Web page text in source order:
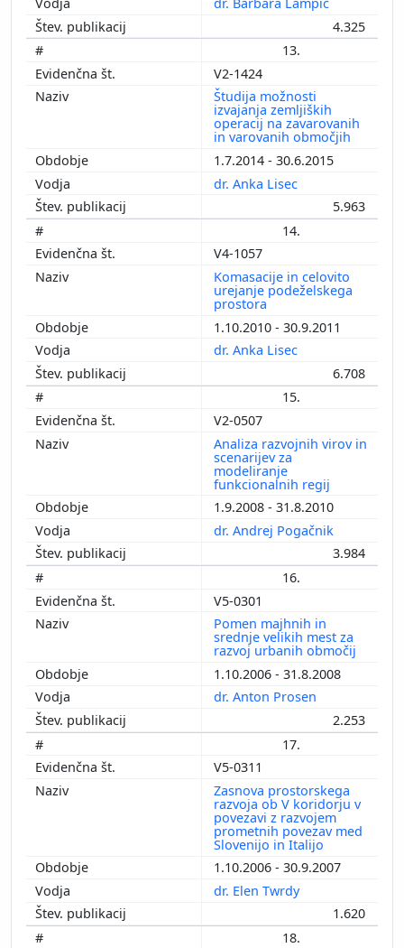
4.325
13.
V2-1424
Študija možnosti
izvajanja zemljiških
operacij na zavarovanih
in varovanih območjih
1.7.2014 - 30.6.2015
dr. Anka Lisec
5.963
14.
V4-1057
Komasacije in celovito
urejanje podeželskega
prostora
1.10.2010 - 30.9.2011
dr. Anka Lisec
6.708
15.
V2-0507
Analiza razvojnih virov in
scenarijev za
modeliranje
funkcionalnih regij
1.9.2008 - 31.8.2010
dr. Andrej Pogačnik
3.984
16.
V5-0301
Pomen majhnih in
srednje velikih mest za
razvoj urbanih območij
1.10.2006 - 31.8.2008
dr. Anton Prosen
2.253
17.
V5-0311
Zasnova prostorskega
razvoja ob V koridorju v
povezavi z razvojem
prometnih povezav med
Slovenijo in Italijo
1.10.2006 - 30.9.2007
dr. Elen Twrdy
1.620
18.